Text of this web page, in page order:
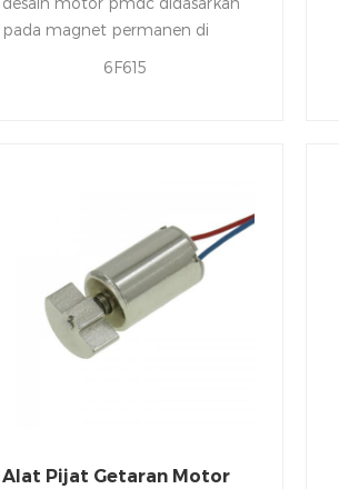
pada magnet permanen di
6F615
Alat Pijat Getaran Motor